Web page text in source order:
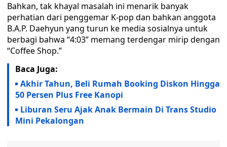
Bahkan, tak khayal masalah ini menarik banyak
perhatian dari penggemar K-pop dan bahkan anggota
B.A.P. Daehyun yang turun ke media sosialnya untuk
berbagi bahwa “4:03” memang terdengar mirip dengan
“Coffee Shop.”
Baca Juga:
Akhir Tahun, Beli Rumah Booking Diskon Hingga
50 Persen Plus Free Kanopi
Liburan Seru Ajak Anak Bermain Di Trans Studio
Mini Pekalongan